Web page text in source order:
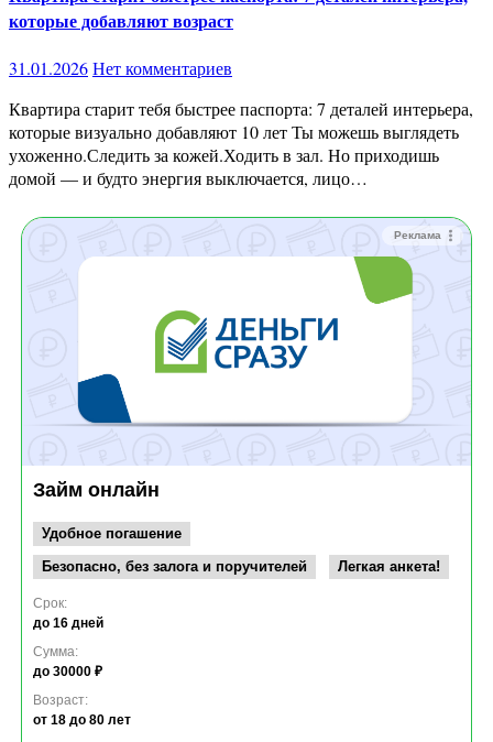
которые добавляют возраст
31.01.2026Нет комментариев
Квартира старит тебя быстрее паспорта: 7 деталей интерьера,
которые визуально добавляют 10 лет Ты можешь выглядеть
ухоженно.Следить за кожей.Ходить в зал. Но приходишь
домой — и будто энергия выключается, лицо…
Реклама
Займ онлайн
Удобное погашение
Безопасно, без залога и поручителей
Легкая анкета!
Срок:
до 16 дней
Сумма:
до 30000 ₽
Возраст:
от 18 до 80 лет